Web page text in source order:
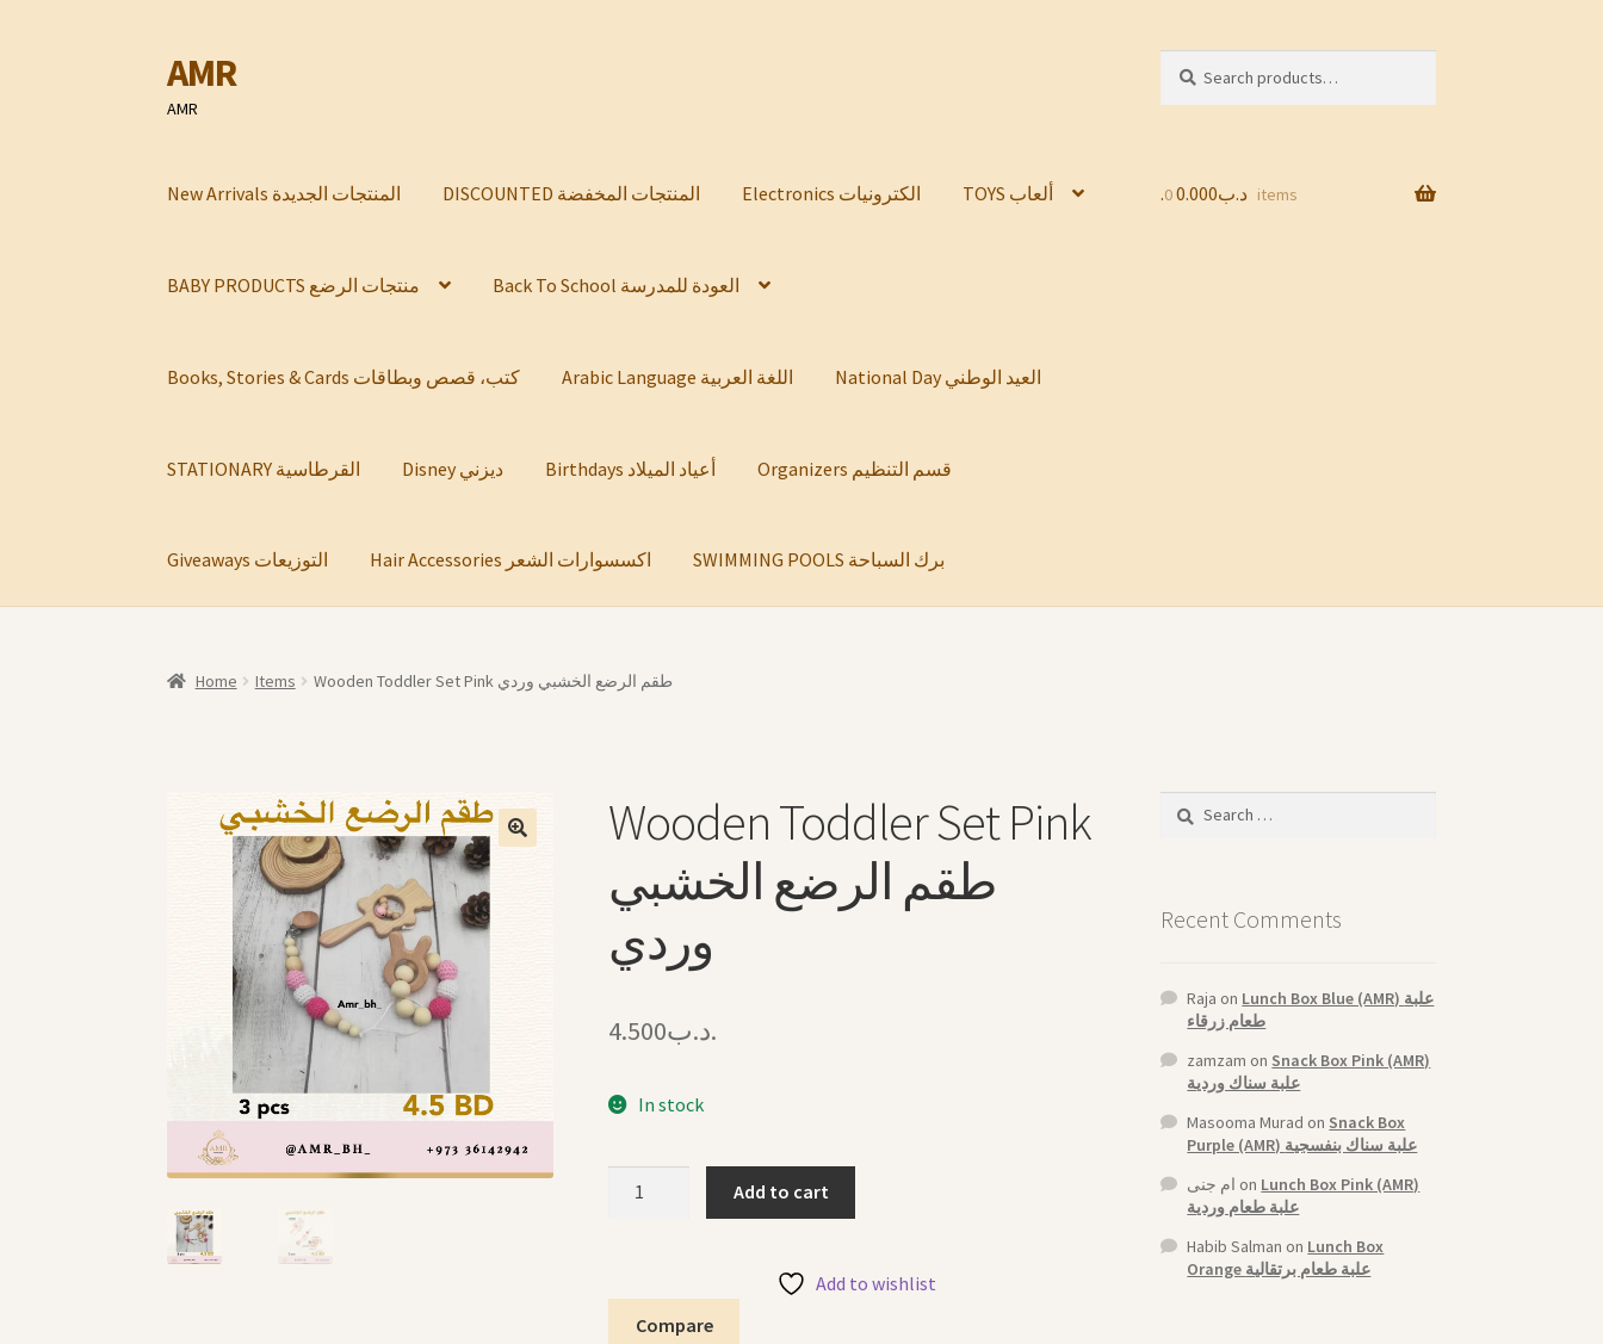
Skip
to
navigation
Skip
to
content
AMR
AMR
for:
New Arrivals المنتجات الجديدة DISCOUNTED المنتجات المخفضة Electronics الكترونيات TOYS ألعاب
BABY PRODUCTS منتجات الرضع Back To School العودة للمدرسة
Books, Stories & Cards كتب، قصص وبطاقات Arabic Language اللغة العربية National Day العيد الوطني
STATIONARY القرطاسية Disney ديزني Birthdays أعياد الميلاد Organizers قسم التنظيم
Giveaways التوزيعات Hair Accessories اكسسوارات الشعر SWIMMING POOLS برك السباحة
.د.ب0.000 0 items
Home Items Wooden Toddler Set Pink طقم الرضع الخشبي وردي
Wooden Toddler Set Pink
طقم الرضع الخشبي
وردي
.د.ب4.500
In stock
طقم
الرضع
Add to cart
Add to wishlist
Compare
Search
Recent Comments
Raja on Lunch Box Blue (AMR) علبة
طعام زرقاء
zamzam on Snack Box Pink (AMR)
علبة سناك وردية
Masooma Murad on Snack Box
Purple (AMR) علبة سناك بنفسجية
ام جنى on Lunch Box Pink (AMR)
علبة طعام وردية
Habib Salman on Lunch Box
Orange علبة طعام برتقالية